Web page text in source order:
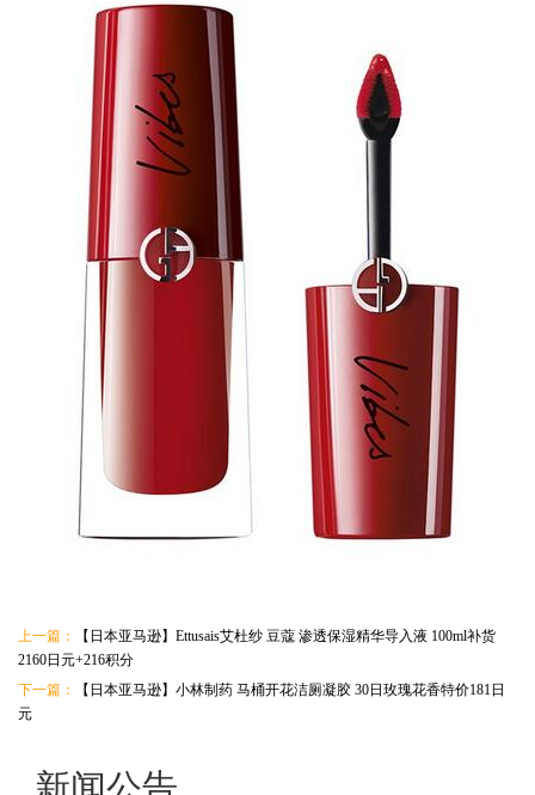
上一篇：
【日本亚马逊】Ettusais艾杜纱 豆蔻 渗透保湿精华导入液 100ml补货
2160日元+216积分
下一篇：
【日本亚马逊】小林制药 马桶开花洁厕凝胶 30日玫瑰花香特价181日
元